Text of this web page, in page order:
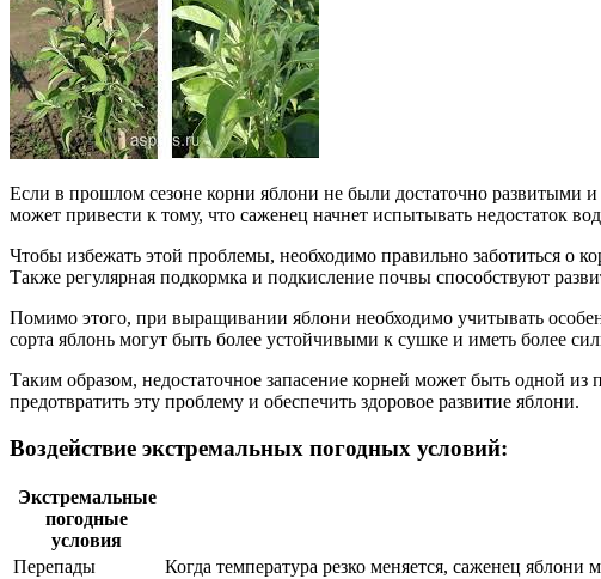
Если в прошлом сезоне корни яблони не были достаточно развитыми
может привести к тому, что саженец начнет испытывать недостаток
Чтобы избежать этой проблемы, необходимо правильно заботиться о
Также регулярная подкормка и подкисление почвы способствуют
Помимо этого, при выращивании яблони необходимо учитывать
сорта яблонь могут быть более устойчивыми к сушке и иметь более
Таким образом, недостаточное запасение корней может быть одной
предотвратить эту проблему и обеспечить здоровое развитие яблони.
Воздействие экстремальных погодных условий:
Экстремальные
погодные
условия
Перепады
Когда температура резко меняется, саженец